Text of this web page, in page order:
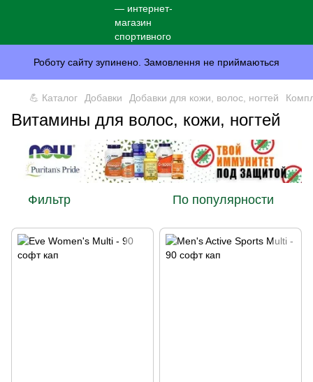
Роботу сайту зупинено. Замовлення не приймаються
💪 Каталог Добавки Добавки для кожи, волос, ногтей
Витамины для волос, кожи, ногтей
Фильтр По популярности